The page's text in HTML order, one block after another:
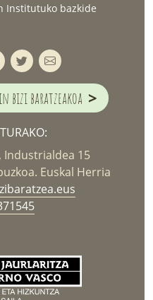
Institutuko bazkide
bizi baratzeakoa >
15
Euskal Herria